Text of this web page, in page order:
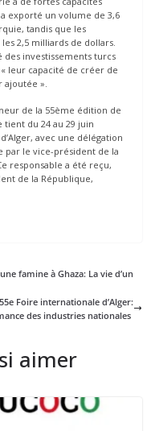
exporté un volume de 3,6
tandis que les
2,5 milliards de dollars.
des investissements turcs
leur capacité de créer de
».
de la 55ème édition de
tient du 24 au 29 juin
avec une délégation
par le vice-président de la
responsable a été reçu,
de la République,
famine à Ghaza: La vie d’un
Foire internationale d’Alger:
des industries nationales
aimer